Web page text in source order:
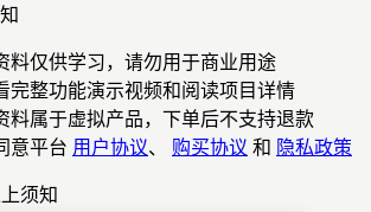
料仅供学习，请勿用于商业用途
完整功能演示视频和阅读项目详情
料属于虚拟产品，下单后不支持退款
意平台 用户协议、 购买协议 和 隐私政策
须知